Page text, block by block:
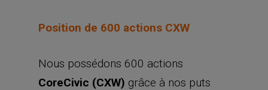
Position de 600 actions CXW
Nous possédons 600 actions
CoreCivic (CXW) grâce à nos puts